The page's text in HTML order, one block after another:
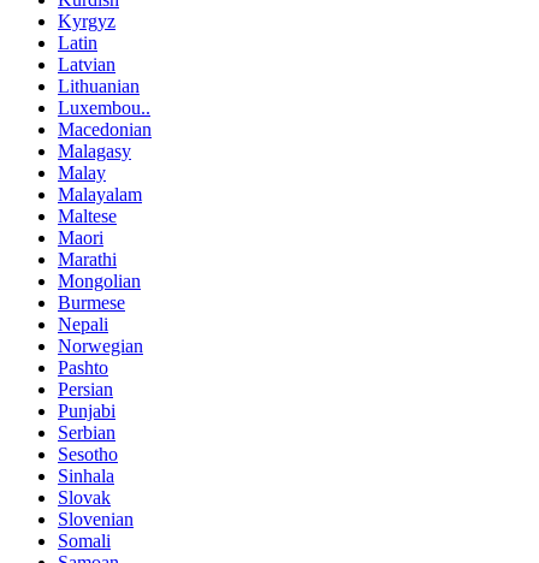
Kyrgyz
Latin
Latvian
Lithuanian
Luxembou..
Macedonian
Malagasy
Malay
Malayalam
Maltese
Maori
Marathi
Mongolian
Burmese
Nepali
Norwegian
Pashto
Persian
Punjabi
Serbian
Sesotho
Sinhala
Slovak
Slovenian
Somali